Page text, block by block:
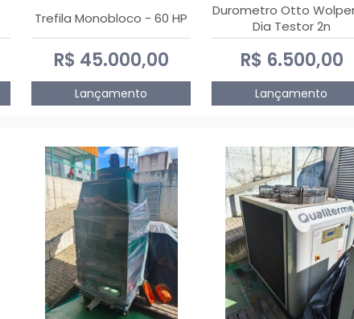
Trefila Monobloco - 60 HP
R$ 45.000,00
Lançamento
Durometro Otto
Dia Testor 2n
R$ 6.500,00
Lançamento